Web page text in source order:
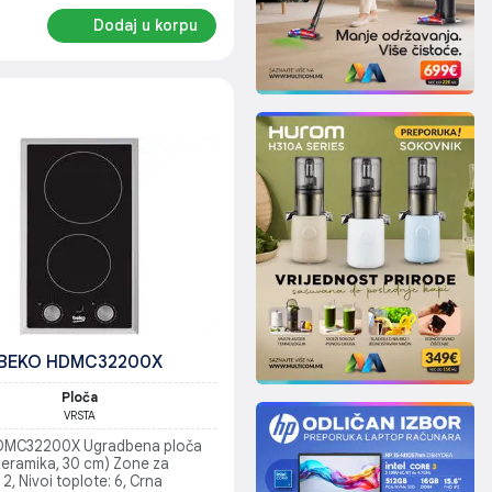
Dodaj u korpu
HDMC32200X
Ploča
VRSTA
Ugradbena ploča
30 cm) Zone za
2, Nivoi toplote: 6, Crna